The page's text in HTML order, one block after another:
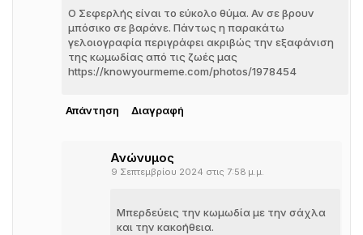
Ο Σεφερλής είναι το εύκολο θύμα. Αν σε βρουν
μπόσικο σε βαράνε. Πάντως η παρακάτω
γελοιογραφία περιγράφει ακριβώς την εξαφάνιση
της κωμωδίας από τις ζωές μας
https://knowyourmeme.com/photos/1978454
Απάντηση Διαγραφή
Ανώνυμος
9 Σεπτεμβρίου 2024 στις 7:58 μ.μ.
Μπερδεύεις την κωμωδία με την σάχλα
και την κακοήθεια.